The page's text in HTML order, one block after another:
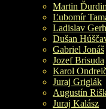
Martin
Ľubomír
Ladislav
Dušan
Gabriel Jonáš
Jozef Brisuda
Karol
Juraj Griglák
Augustín
Juraj Kalász